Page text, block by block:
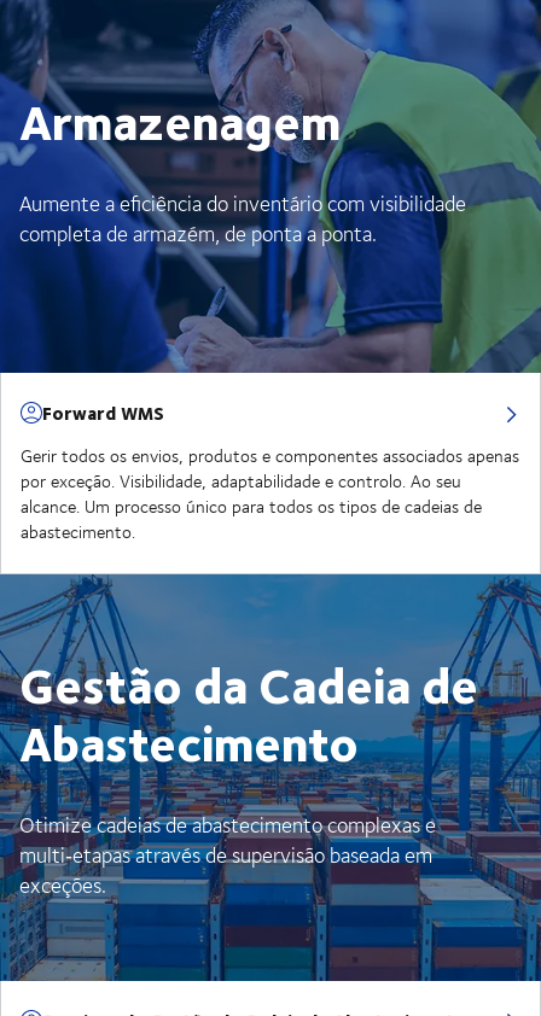
Armazenagem
Aumente a eficiência do inventário com visibilidade
completa de armazém, de ponta a ponta.
Forward WMS
Gerir todos os envios, produtos e componentes associados apenas
por exceção. Visibilidade, adaptabilidade e controlo. Ao seu
alcance. Um processo único para todos os tipos de cadeias de
abastecimento.
Gestão da Cadeia de
Abastecimento
Otimize cadeias de abastecimento complexas e
multi‑etapas através de supervisão baseada em
exceções.